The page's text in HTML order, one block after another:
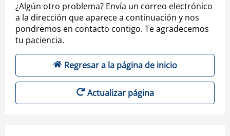
¿Algún otro problema? Envía un correo electrónico
a la dirección que aparece a continuación y nos
pondremos en contacto contigo. Te agradecemos
tu paciencia.
Regresar a la página de inicio
Actualizar página